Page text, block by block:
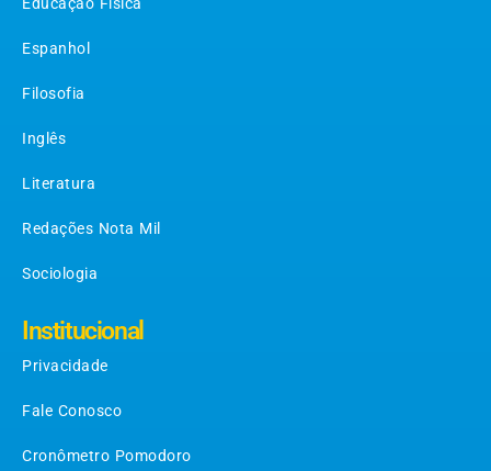
Educação Física
Espanhol
Filosofia
Inglês
Literatura
Redações Nota Mil
Sociologia
Institucional
Privacidade
Fale Conosco
Cronômetro Pomodoro